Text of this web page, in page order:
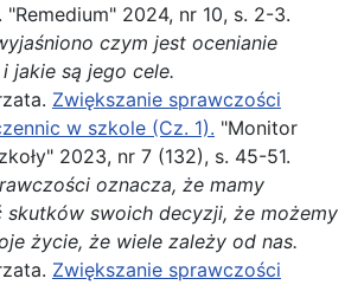
. "Remedium" 2024, nr 10, s. 2-3.
czym jest ocenianie
jakie są jego cele.
Zwiększanie sprawczości
w szkole (Cz. 1). "Monitor
2023, nr 7 (132), s. 45-51.
oznacza, że mamy
skutków swoich decyzji, że możemy
życie, że wiele zależy od nas.
Zwiększanie sprawczości